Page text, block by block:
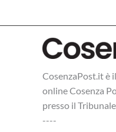
CosenzaPost.it è
online Cosenza
presso il
----